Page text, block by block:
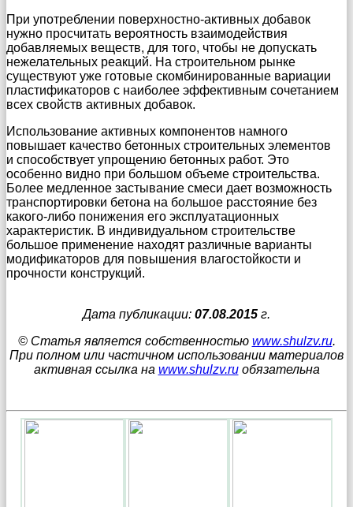
При употреблении поверхностно-активных добавок
нужно просчитать вероятность взаимодействия
добавляемых веществ, для того, чтобы не допускать
нежелательных реакций. На строительном рынке
существуют уже готовые скомбинированные вариации
пластификаторов с наиболее эффективным сочетанием
всех свойств активных добавок.
Использование активных компонентов намного
повышает качество бетонных строительных элементов
и способствует упрощению бетонных работ. Это
особенно видно при большом объеме строительства.
Более медленное застывание смеси дает возможность
транспортировки бетона на большое расстояние без
какого-либо понижения его эксплуатационных
характеристик. В индивидуальном строительстве
большое применение находят различные варианты
модификаторов для повышения влагостойкости и
прочности конструкций.
Дата публикации: 07.08.2015 г.
© Статья является собственностью www.shulzv.ru.
При полном или частичном использовании материалов
активная ссылка на www.shulzv.ruобязательна